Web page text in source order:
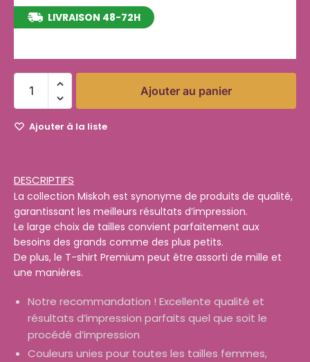
LIVRAISON 48-72H
Ajouter au panier
Ajouter à la liste
DESCRIPTIFS
La collection Miskoh est synonyme de produits de qualité,
garantissant les meilleurs résultats d’impression.
Le large choix de tailles convient parfaitement aux
besoins des grands comme des plus petits.
De plus, le T-shirt Premium peut être assorti de mille et
une manières.
Notre recommandation ! Excellente qualité et
résultats d’impression parfaits quel que soit le
procédé d’impression
Couleurs unies pour toutes les tailles femmes,